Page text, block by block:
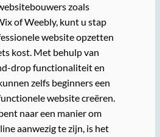
zoals
of Weebly, kunt u stap
website opzetten
kost. Met behulp van
drop functionaliteit en
zelfs beginners een
website creëren.
naar een manier om
aanwezig te zijn, is het